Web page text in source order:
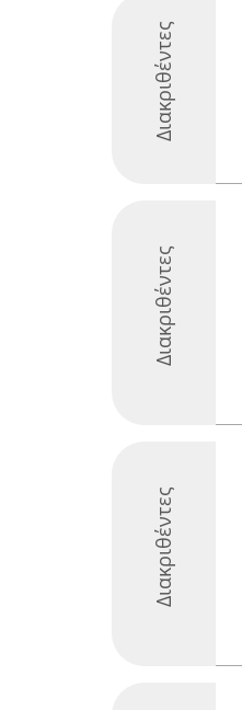
Διακριθέντες
Διακριθέντες
Διακριθέντες